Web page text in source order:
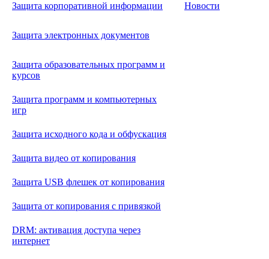
Защита корпоративной информации Новости
Защита электронных документов
Защита образовательных программ и
курсов
Защита программ и компьютерных
игр
Защита исходного кода и обфускация
Защита видео от копирования
Защита USB флешек от копирования
Защита от копирования с привязкой
DRM: активация доступа через
интернет